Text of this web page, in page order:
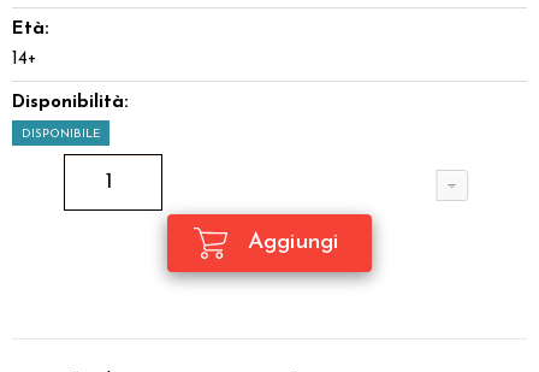
Età:
14+
Disponibilità:
DISPONIBILE